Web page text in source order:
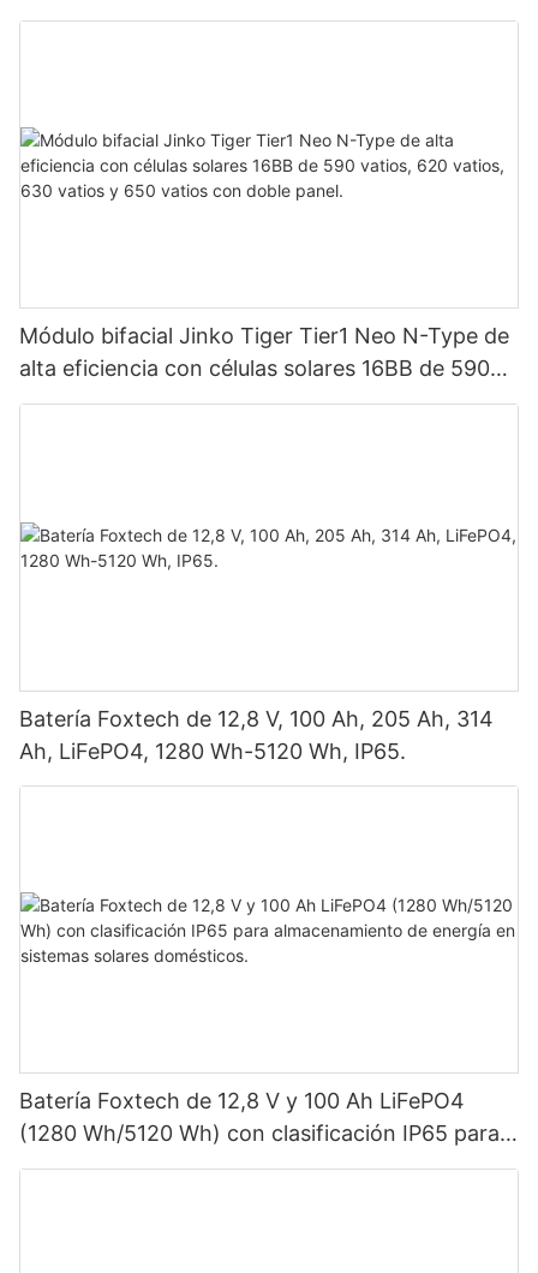
en paralelo para sistema fotovoltaico.
Módulo bifacial Jinko Tiger Tier1 Neo N-Type de
alta eficiencia con células solares 16BB de 590
vatios, 620 vatios, 630 vatios y 650 vatios con
Batería Foxtech de 12,8 V, 100 Ah, 205 Ah, 314
Ah, LiFePO4, 1280 Wh-5120 Wh, IP65.
Batería Foxtech de 12,8 V y 100 Ah LiFePO4
(1280 Wh/5120 Wh) con clasificación IP65 para
almacenamiento de energía en sistemas solares